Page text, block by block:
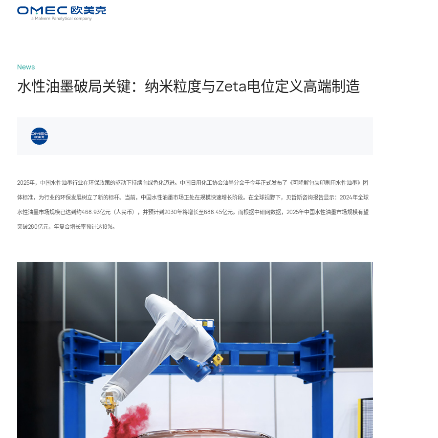
News
水性油墨破局关键：纳米粒度与Zeta电位定义高端制造
2025年，中国水性油墨行业在环保政策的驱动下持续向绿色化迈进。中国日用化工协会油墨分会于今年正式发布了《可降解包装印刷用水性油墨》团
体标准，为行业的环保发展树立了新的标杆。当前，中国水性油墨市场正处在规模快速增长阶段。在全球视野下，贝哲斯咨询报告显示：2024年全球
水性油墨市场规模已达到约468.93亿元（人民币），并预计到2030年将增长至688.45亿元。而根据中研网数据，2025年中国水性油墨市场规模有望
突破280亿元，年复合增长率预计达18%。